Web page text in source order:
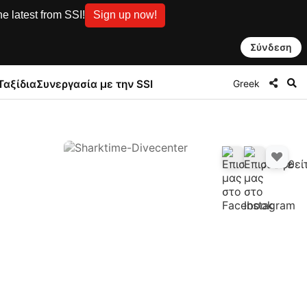
latest from SSI! Sign up now!
Σύνδεση
Συνεργασία με την SSI Greek